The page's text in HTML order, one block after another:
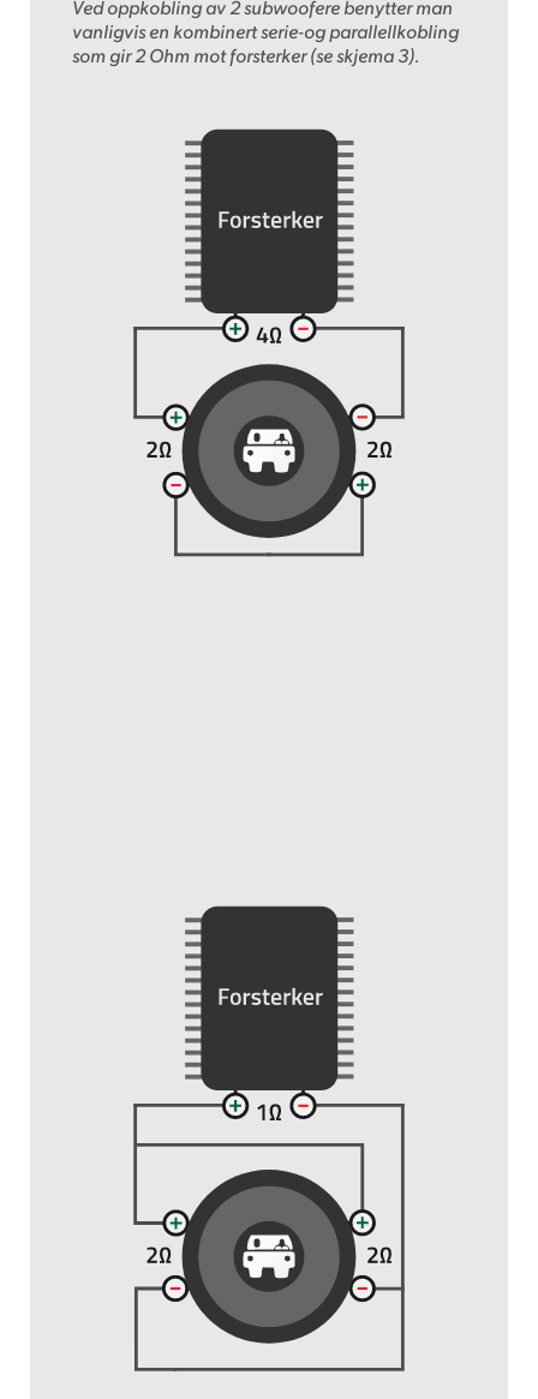
Ved oppkobling av 2 subwoofere benytter man
vanligvis en kombinert serie-og parallellkobling
som gir 2 Ohm mot forsterker (se skjema 3).